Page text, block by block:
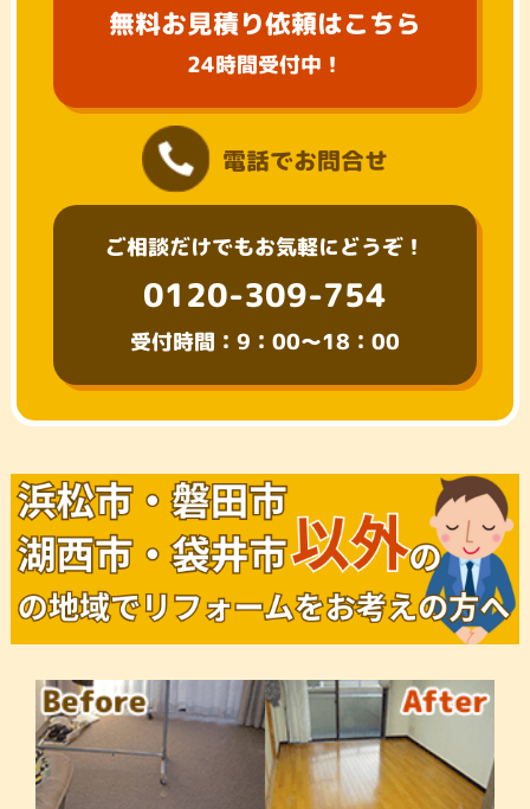
無料お見積り依頼はこちら
24時間受付中！
電話でお問合せ
ご相談だけでもお気軽にどうぞ！
0120-309-754
受付時間：9：00～18：00